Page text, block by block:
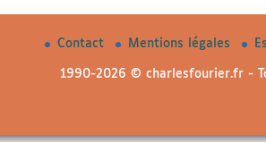
Contact Mentions légales
1990-2026 © charlesfourier.fr -